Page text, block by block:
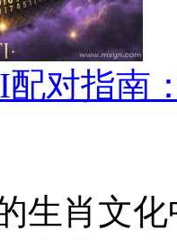
对指南
生肖文